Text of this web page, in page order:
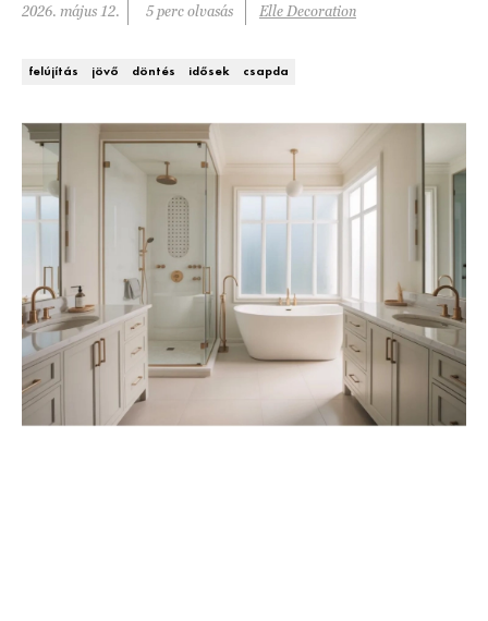
2026. május 12. 5 perc olvasás Elle Decoration
felújítás jövő döntés idősek csapda